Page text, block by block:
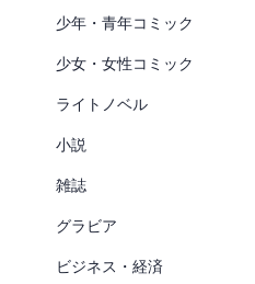
少年・青年コミック
少女・女性コミック
ライトノベル
小説
雑誌
グラビア
ビジネス・経済